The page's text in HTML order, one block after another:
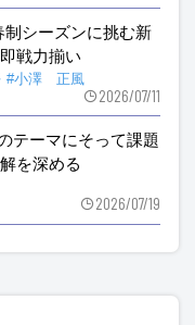
制シーズンに挑む新
戦力揃い
#小澤 正風
2026/07/11
テーマにそって課題
を深める
2026/07/19